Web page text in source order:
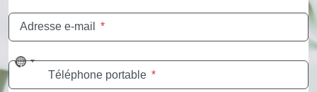
Adresse e-mail *
No
countryTéléphone portable *